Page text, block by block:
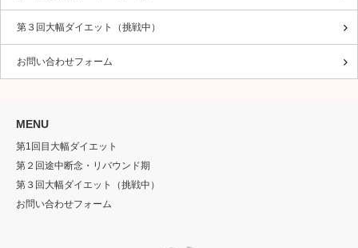
第３回大幅ダイエット（挑戦中）
お問い合わせフォーム
MENU
第1回目大幅ダイエット
第２回途中断念・リバウンド期
第３回大幅ダイエット（挑戦中）
お問い合わせフォーム